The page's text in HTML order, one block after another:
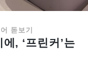
돋보기
, ‘프린커’는